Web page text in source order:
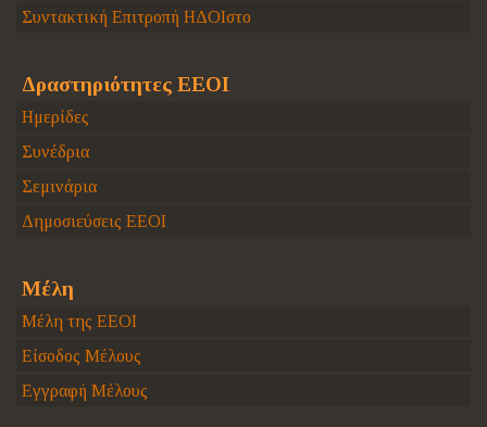
Συντακτική Επιτροπή ΗΔΟΙστο
Δραστηριότητες ΕΕΟΙ
Ημερίδες
Συνέδρια
Σεμινάρια
Δημοσιεύσεις ΕΕΟΙ
Μέλη
Μέλη της ΕΕΟΙ
Είσοδος Μέλους
Εγγραφή Μέλους